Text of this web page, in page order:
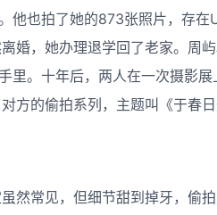
他也拍了她的873张照片，存
婚，她办理退学回了老家。周
里。十年后，两人在一次摄影
方的偷拍系列，主题叫《于春日
然常见，但细节甜到掉牙，偷